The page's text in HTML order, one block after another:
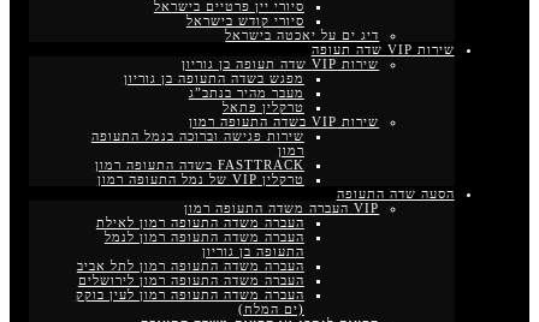
סיורי יין פרטיים בישראל
סיורי קודש בישראל
דיג ים על יאכטה בישראל
שירות VIP שדה תעופה
שירות VIP שדה תעופה בן גוריון
מפגש בשדה התעופה בן גוריון
מעבר מהיר בנתב”ג
טרקלין פתאל
שירות VIP בשדה התעופה רמון
שירות פגישה וברוכה בנמל התעופה
רמון
FASTTRACK בשדה התעופה רמון
טרקלין VIP של נמל התעופה רמון
הסעה שדה התעופה
VIP העברה משדה התעופה רמון
העברה משדה התעופה רמון לאילת
העברה משדה התעופה רמון לנמל
התעופה בן גוריון
העברה משדה התעופה רמון לתל אביב
העברה משדה התעופה רמון לירושלים
העברה משדה התעופה רמון לעין בוקק
(ים המלח)